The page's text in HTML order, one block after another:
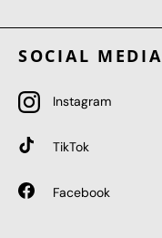
SOCIAL MEDIA
Instagram
TikTok
Facebook